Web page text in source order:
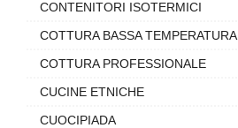
CONTENITORI ISOTERMICI
COTTURA BASSA TEMPERATURA
COTTURA PROFESSIONALE
CUCINE ETNICHE
CUOCIPIADA